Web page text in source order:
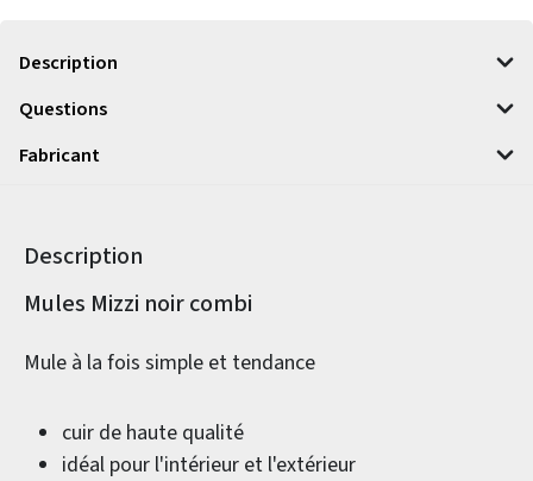
Description
Questions
Fabricant
Description
Informations sur le produit
Mules Mizzi noir combi
Mule à la fois simple et tendance
cuir de haute qualité
idéal pour l'intérieur et l'extérieur